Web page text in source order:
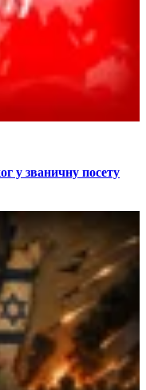
у званичну посету